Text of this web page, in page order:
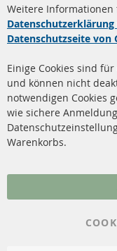
Dieselpartikelfilter
Dieselpartikelfilter
Katalysator (KAT)
Sensoren
FAQ
Weitere
Datenschutzerklärung
Datenschutzseite von
Einige Cookies sind
und können nicht
notwendigen Cookies
wie sichere
Warenkorbs.